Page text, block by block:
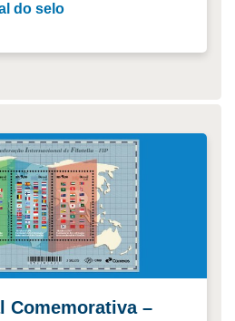
do selo
Comemorativa –